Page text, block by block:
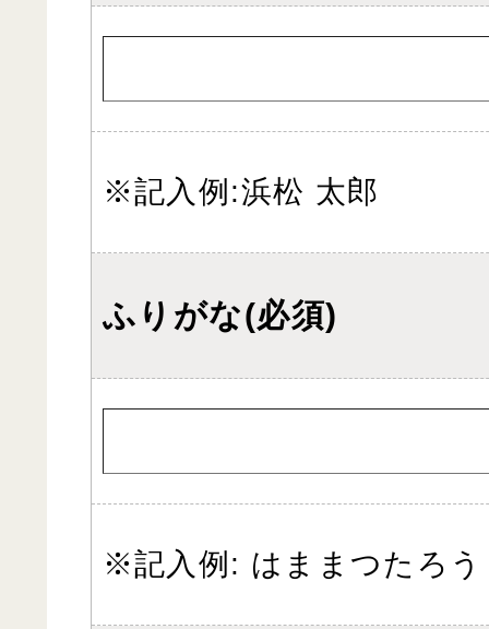
※記入例:浜松 太郎
ふりがな(必須)
※記入例: はままつたろう